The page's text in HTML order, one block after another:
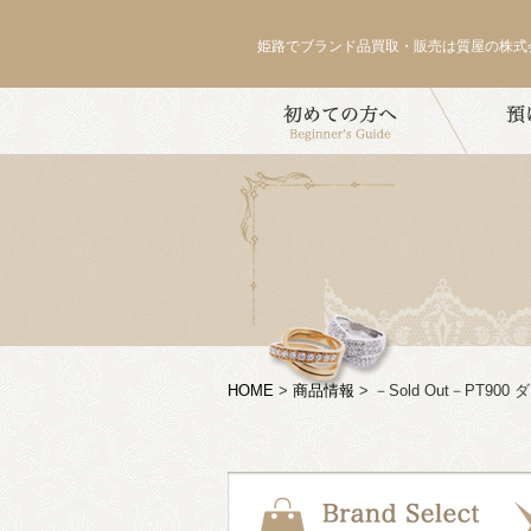
姫路でブランド品買取・販売は質屋の株
HOME > 商品情報 > －Sold Out－PT900